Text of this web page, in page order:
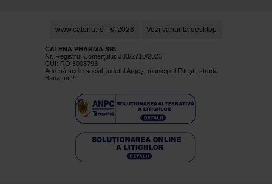
www.catena.ro - © 2026 Vezi varianta desktop
CATENA PHARMA SRL
Nr. Registrul Comerţului: J03/2710/2023
CUI: RO 3008793
Adresă sediu social: judetul Argeş, municipiul Piteşti, strada
Banat nr.2